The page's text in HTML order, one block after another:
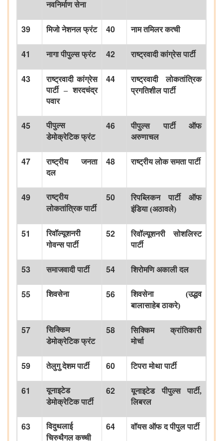
नवनिर्माण सेना
39 मिजो नेशनल फ्रंट 40 नाम तमिलर कत्ची
41 नागा पीपुल्स फ्रंट 42 राष्ट्रवादी कांग्रेस पार्टी
43 राष्ट्रवादी कांग्रेस
पार्टी–शरदचंद्र
पवार
44 राष्ट्रवादी
लोकतांत्रिक
प्रगतिशील पार्टी
45
पीपुल्स
डेमोक्रेटिक फ्रंट
46 पीपुल्स पार्टी
ऑफ
अरुणाचल
47 राष्ट्रीय
जनता
दल
48 राष्ट्रीय लोक समता पार्टी
49
राष्ट्रीय
लोकतांत्रिक पार्टी
50 रिपब्लिकन पार्टी
ऑफ
इंडिया (अठावले)
51
रिवॉल्यूशनरी
गोवन्स पार्टी
52 रिवॉल्यूशनरी
सोशलिस्ट
पार्टी
53 समाजवादी पार्टी 54 शिरोमणि अकाली दल
55 शिवसेना 56 शिवसेना(उद्धव
बालासाहेब ठाकरे)
57
सिक्किम
डेमोक्रेटिक फ्रंट
58 सिक्किम
क्रांतिकारी
मोर्चा
59 तेलुगु देशम पार्टी 60 टिपरा मोथा पार्टी
61
यूनाइटेड
डेमोक्रेटिक पार्टी
62 यूनाइटेड पीपुल्स पार्टी,
लिबरल
63
विदुथलाई
चिरुथैगल कच्ची
64 वॉयस ऑफ द पीपुल पार्टी